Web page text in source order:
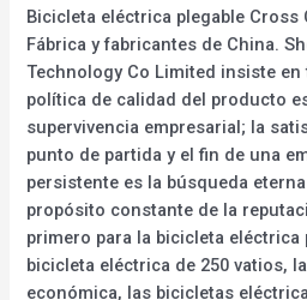
Bicicleta eléctrica plegable Cross
Fábrica y fabricantes de China.
Technology Co Limited insiste
política de calidad del producto
supervivencia empresarial; la
punto de partida y el fin de una
persistente es la búsqueda
propósito constante de la
primero para la bicicleta eléctrica
bicicleta eléctrica de 250 vatios,
económica, las bicicletas